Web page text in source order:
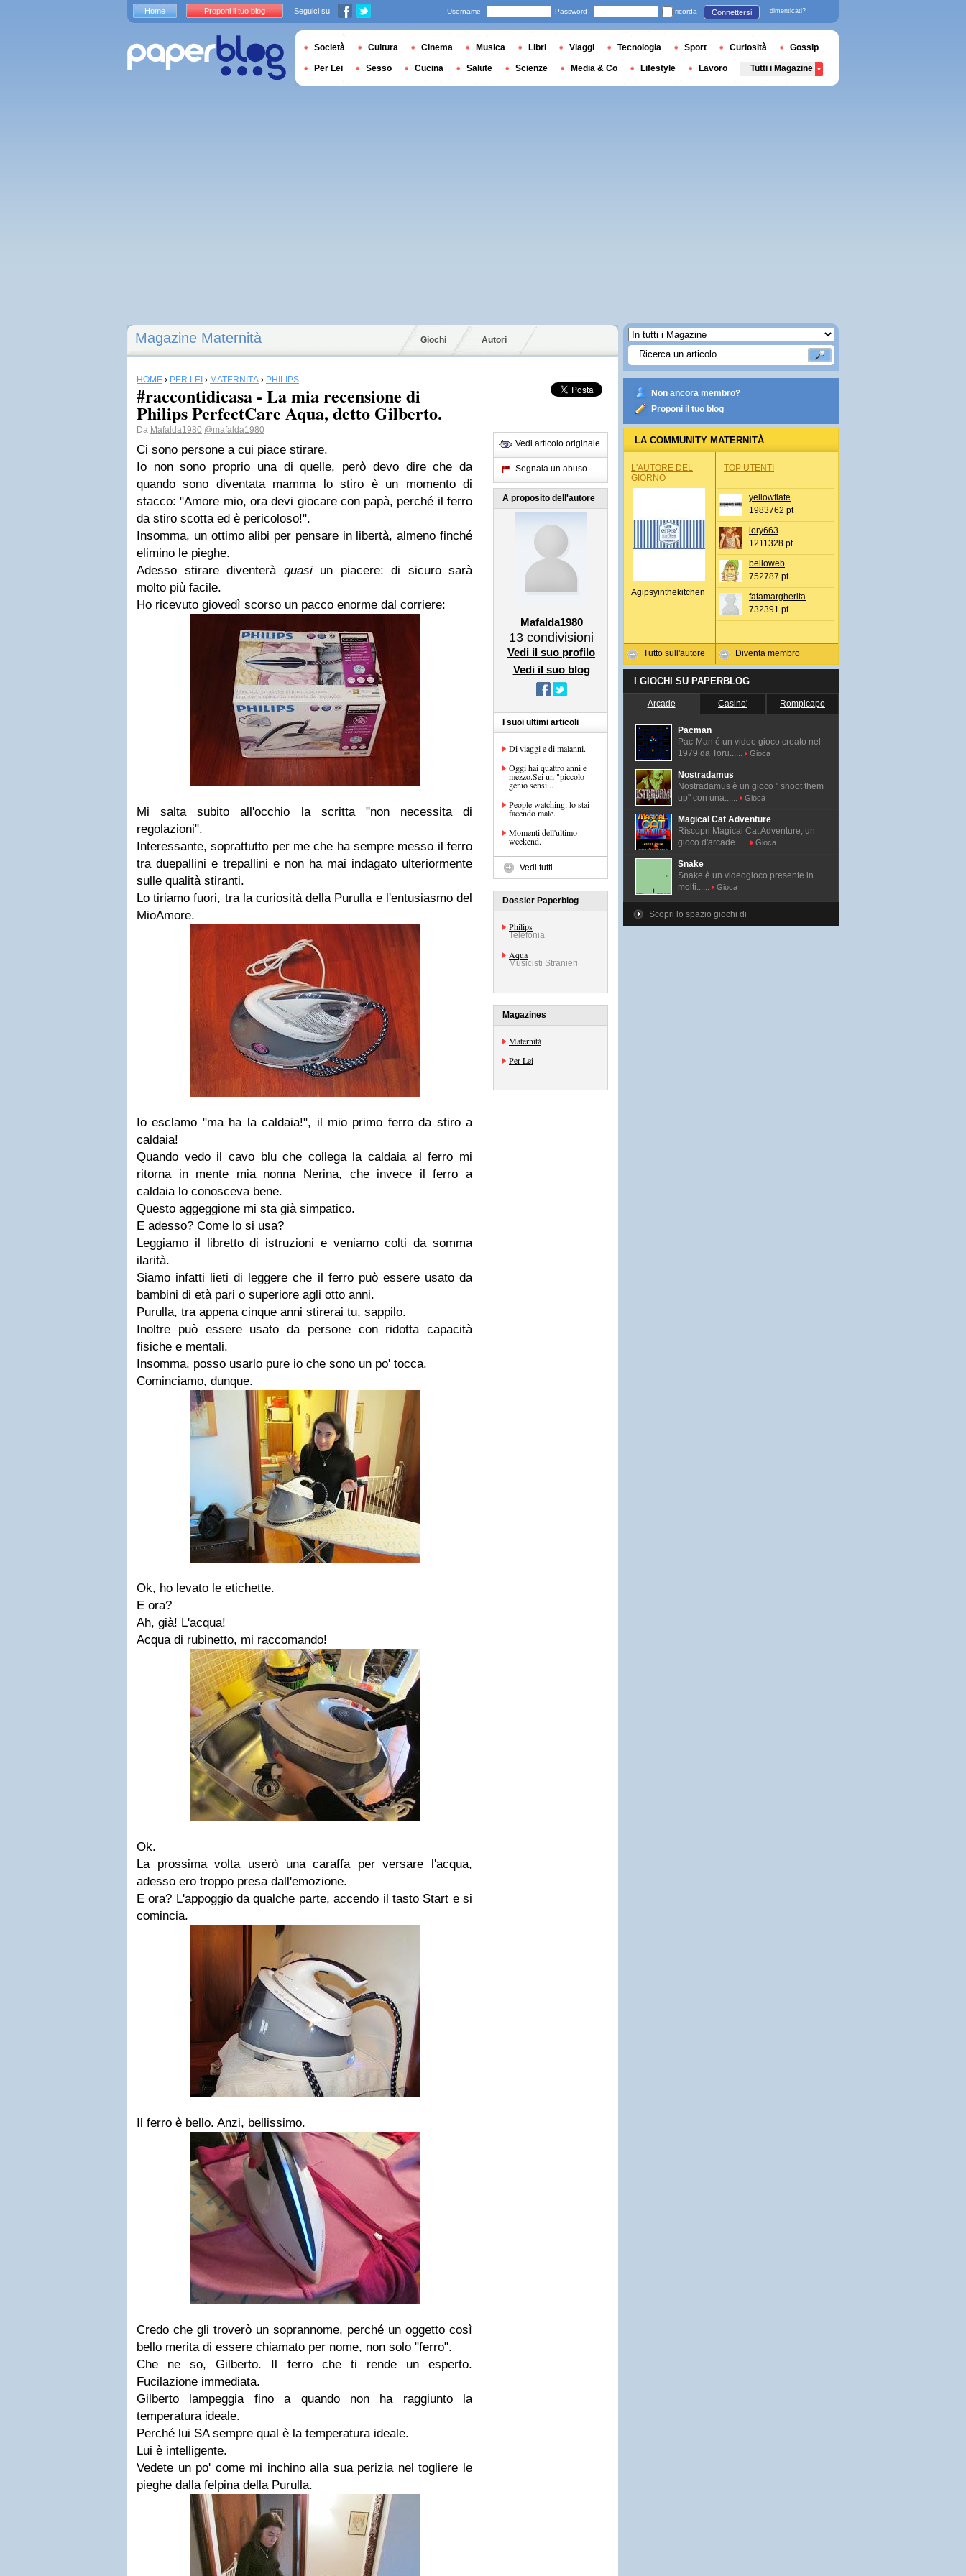
Magazine Maternità Giochi Autori
HOME › PER LEI › MATERNITÀ › PHILIPS
#raccontidicasa - La mia recensione di
Philips PerfectCare Aqua, detto Gilberto.
Da Mafalda1980 @mafalda1980
Ci sono persone a cui piace stirare.
Io non sono proprio una di quelle, però devo dire che da
quando sono diventata mamma lo stiro è un momento di
stacco: "Amore mio, ora devi giocare con papà, perché il ferro
da stiro scotta ed è pericoloso!".
Insomma, un ottimo alibi per pensare in libertà, almeno finché
elimino le pieghe.
Adesso stirare diventerà quasiun piacere: di sicuro sarà
molto più facile.
Ho ricevuto giovedì scorso un pacco enorme dal corriere:
Mi salta subito all'occhio la scritta "non necessita di
regolazioni".
Interessante, soprattutto per me che ha sempre messo il ferro
tra duepallini e trepallini e non ha mai indagato ulteriormente
sulle qualità stiranti.
Lo tiriamo fuori, tra la curiosità della Purulla e l'entusiasmo del
MioAmore.
Io esclamo "ma ha la caldaia!", il mio primo ferro da stiro a
caldaia!
Quando vedo il cavo blu che collega la caldaia al ferro mi
ritorna in mente mia nonna Nerina, che invece il ferro a
caldaia lo conosceva bene.
Questo aggeggione mi sta già simpatico.
E adesso? Come lo si usa?
Leggiamo il libretto di istruzioni e veniamo colti da somma
ilarità.
Siamo infatti lieti di leggere che il ferro può essere usato da
bambini di età pari o superiore agli otto anni.
Purulla, tra appena cinque anni stirerai tu, sappilo.
Inoltre può essere usato da persone con ridotta capacità
fisiche e mentali.
Insomma, posso usarlo pure io che sono un po' tocca.
Cominciamo, dunque.
Ok, ho levato le etichette.
E ora?
Ah, già! L'acqua!
Acqua di rubinetto, mi raccomando!
Ok.
La prossima volta userò una caraffa per versare l'acqua,
adesso ero troppo presa dall'emozione.
E ora? L'appoggio da qualche parte, accendo il tasto Start e si
comincia.
Il ferro è bello. Anzi, bellissimo.
Credo che gli troverò un soprannome, perché un oggetto così
bello merita di essere chiamato per nome, non solo "ferro".
Che ne so, Gilberto. Il ferro che ti rende un esperto.
Fucilazione immediata.
Gilberto lampeggia fino a quando non ha raggiunto la
temperatura ideale.
Perché lui SA sempre qual è la temperatura ideale.
Lui è intelligente.
Vedete un po' come mi inchino alla sua perizia nel togliere le
pieghe dalla felpina della Purulla.
Vedi articolo originale
Segnala un abuso
A proposito dell'autore
Mafalda1980
13 condivisioni
Vedi il suo profilo
Vedi il suo blog
I suoi ultimi articoli
Di viaggi e di malanni.
Oggi hai quattro anni e
mezzo.Sei un "piccolo
genio sensi...
People watching: lo stai
facendo male.
Momenti dell'ultimo
weekend.
Vedi tutti
Dossier Paperblog
Philips
Telefonia
Aqua
Musicisti Stranieri
Magazines
Maternità
Per Lei
Non ancora membro?
Proponi il tuo blog
LA COMMUNITY MATERNITÀ
L'AUTORE DEL
GIORNO
Agipsyinthekitchen
Tutto sull'autore
TOP UTENTI
yellowflate
1983762 pt
lory663
1211328 pt
belloweb
752787 pt
fatamargherita
732391 pt
Diventa membro
I GIOCHI SU PAPERBLOG
Arcade Casino' Rompicapo
Pacman
Pac-Man é un video gioco creato nel
1979 da Toru......
Gioca
Nostradamus
Nostradamus è un gioco " shoot them
up" con una......
Gioca
Magical Cat Adventure
Riscopri Magical Cat Adventure, un
gioco d'arcade......
Gioca
Snake
Snake è un videogioco presente in
molti......
Gioca
Scopri lo spazio giochi di
Home Proponi il tuo blog Seguici su Username Password ricorda Connettersi dimenticati?
Società Cultura Cinema Musica Libri Viaggi Tecnologia Sport Curiosità Gossip
Per Lei Sesso Cucina Salute Scienze Media & Co Lifestyle Lavoro Tutti i Magazine